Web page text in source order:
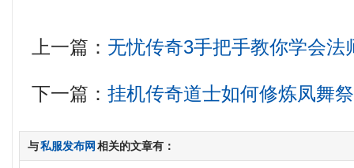
上一篇： 无忧传奇3手把手教你学会法
下一篇：挂机传奇道士如何修炼凤舞祭
与私服发布网 相关的文章有：